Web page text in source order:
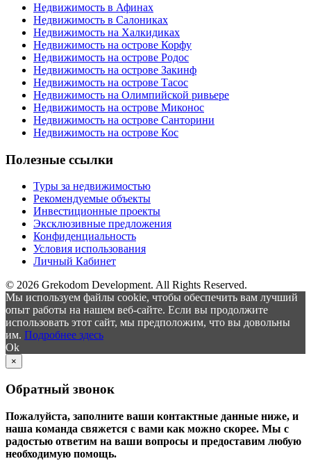
Недвижимость в Афинах
Недвижимость в Салониках
Недвижимость на Халкидиках
Недвижимость на острове Корфу
Недвижимость на острове Родос
Недвижимость на острове Закинф
Недвижимость на острове Тасос
Недвижимость на Олимпийской ривьере
Недвижимость на острове Миконос
Недвижимость на острове Санторини
Недвижимость на острове Кос
Полезные ссылки
Туры за недвижимостью
Рекомендуемые объекты
Инвестиционные проекты
Эксклюзивные предложения
Конфиденциальность
Условия использования
Личный Кабинет
© 2026 Grekodom Development. All Rights Reserved.
Мы используем файлы cookie, чтобы обеспечить вам лучший
опыт работы на нашем веб-сайте. Если вы продолжите
использовать этот сайт, мы предположим, что вы довольны
им. Подробнее здесь
Ok
×
Обратный звонок
Пожалуйста, заполните ваши контактные данные ниже, и
наша команда свяжется с вами как можно скорее. Мы с
радостью ответим на ваши вопросы и предоставим любую
необходимую помощь.